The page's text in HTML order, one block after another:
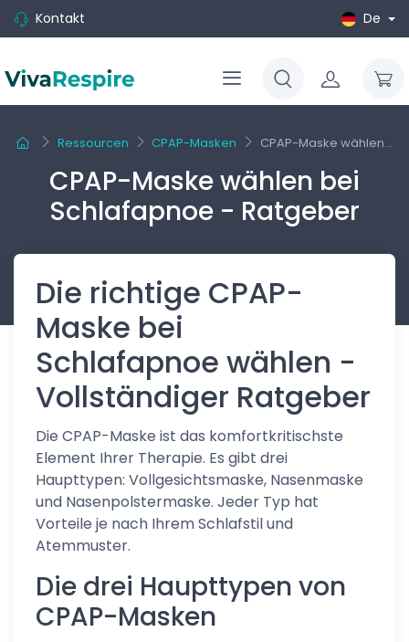
Kontakt De
Ressourcen CPAP-Masken CPAP-Maske wählen...
CPAP-Maske wählen bei
Schlafapnoe - Ratgeber
Die richtige CPAP-
Maske bei
Schlafapnoe wählen -
Vollständiger Ratgeber
Die CPAP-Maske ist das komfortkritischste
Element Ihrer Therapie. Es gibt drei
Haupttypen: Vollgesichtsmaske, Nasenmaske
und Nasenpolstermaske. Jeder Typ hat
Vorteile je nach Ihrem Schlafstil und
Atemmuster.
Die drei Haupttypen von
CPAP-Masken